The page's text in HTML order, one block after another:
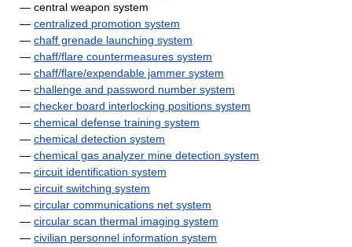
— central weapon system
— centralized promotion system
— chaff grenade launching system
— chaff/flare countermeasures system
— chaff/flare/expendable jammer system
— challenge and password number system
— checker board interlocking positions system
— chemical defense training system
— chemical detection system
— chemical gas analyzer mine detection system
— circuit identification system
— circuit switching system
— circular communications net system
— circular scan thermal imaging system
— civilian personnel information system